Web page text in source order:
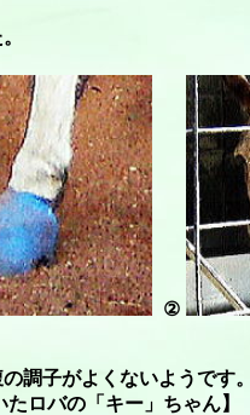
②
の調子がよくないようで
ロバの「キー」ちゃん】